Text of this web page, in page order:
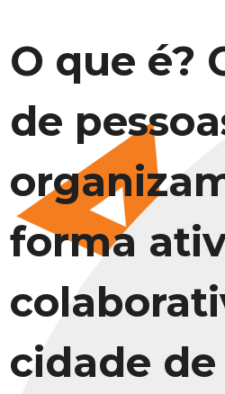
O que é?
de
forma
cidade